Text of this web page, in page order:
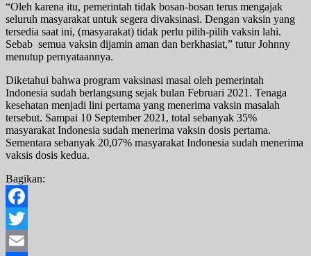
“Oleh karena itu, pemerintah tidak bosan-bosan terus mengajak
seluruh masyarakat untuk segera divaksinasi. Dengan vaksin yang
tersedia saat ini, (masyarakat) tidak perlu pilih-pilih vaksin lahi.
Sebab semua vaksin dijamin aman dan berkhasiat,” tutur Johnny
menutup pernyataannya.
Diketahui bahwa program vaksinasi masal oleh pemerintah
Indonesia sudah berlangsung sejak bulan Februari 2021. Tenaga
kesehatan menjadi lini pertama yang menerima vaksin masalah
tersebut. Sampai 10 September 2021, total sebanyak 35%
masyarakat Indonesia sudah menerima vaksin dosis pertama.
Sementara sebanyak 20,07% masyarakat Indonesia sudah menerima
vaksis dosis kedua.
Bagikan:
Facebook
Twitter